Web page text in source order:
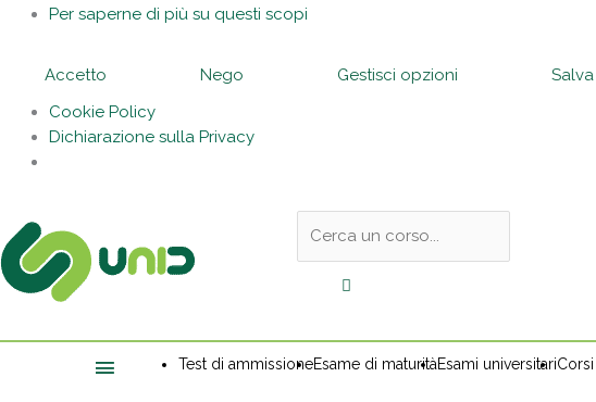
Per saperne di più su questi scopi
Accetto Nego Gestisci opzioni
Cookie Policy
Dichiarazione sulla Privacy
l'header
Test di ammissioneEsame di maturitàEsami universitari